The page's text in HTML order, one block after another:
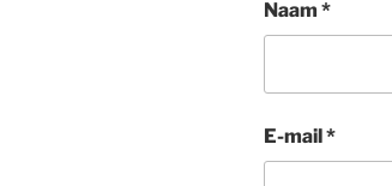
Naam *
E-mail*